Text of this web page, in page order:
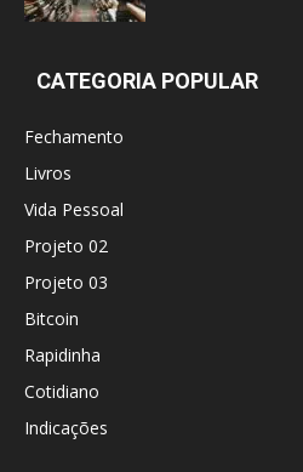
CATEGORIA POPULAR
Fechamento
Livros
Vida Pessoal
Projeto 02
Projeto 03
Bitcoin
Rapidinha
Cotidiano
Indicações